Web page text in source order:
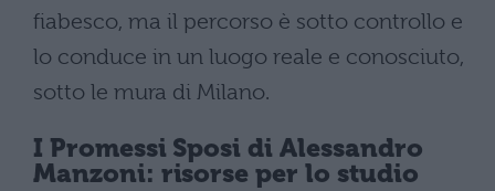
fiabesco, ma il percorso è sotto controllo e
lo conduce in un luogo reale e conosciuto,
sotto le mura di Milano.
I Promessi Sposi di Alessandro
Manzoni: risorse per lo studio